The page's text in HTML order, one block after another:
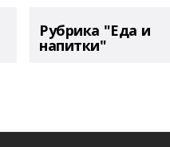
Рубрика "Еда и
напитки"